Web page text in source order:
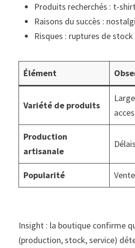
Produits recherchés : t-
Raisons du succès :
Risques : ruptures de
Élément
Variété de produits
Production
artisanale
Popularité
Insight : la boutique confirme
(production, stock, service)